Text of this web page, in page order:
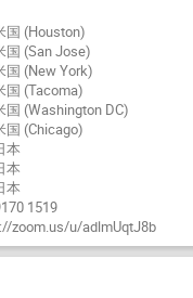
(Houston)
(San Jose)
(New York)
(Tacoma)
(Washington DC)
(Chicago)
本
本
本
1519
zoom.us/u/adlmUqtJ8b